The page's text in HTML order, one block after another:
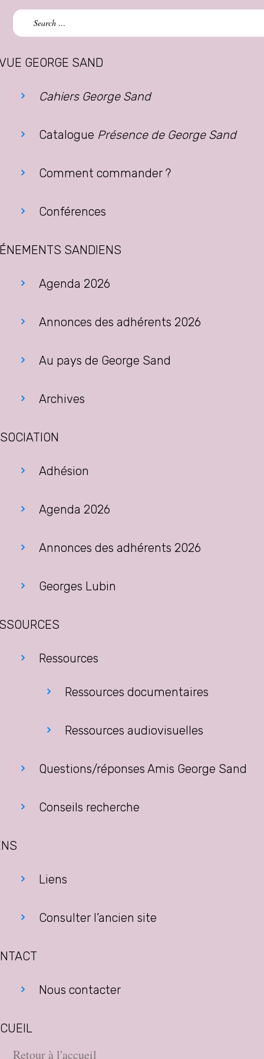
Search
for:
GEORGE SAND
Cahiers George Sand
Catalogue Présence de George Sand
Comment commander ?
Conférences
SANDIENS
Agenda 2026
Annonces des adhérents 2026
Au pays de George Sand
Archives
Adhésion
Agenda 2026
Annonces des adhérents 2026
Georges Lubin
Ressources
Ressources documentaires
Ressources audiovisuelles
Questions/réponses Amis George Sand
Conseils recherche
Liens
Consulter l’ancien site
Nous contacter
Retour à l'accueil